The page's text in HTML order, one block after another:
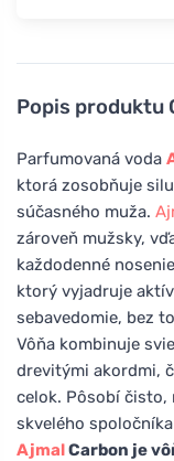
Popis produktu
Parfumovaná voda
ktorá zosobňuje
súčasného muža.
zároveň mužsky,
každodenné
ktorý vyjadruje
sebavedomie, bez
Vôňa kombinuje
drevitými akordmi,
celok. Pôsobí čisto,
skvelého
AjmalCarbon je